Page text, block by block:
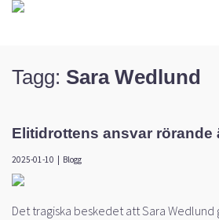
Tagg: Sara Wedlund
Elitidrottens ansvar rörande
2025-01-10 Blogg
Det tragiska beskedet att Sara Wedlund